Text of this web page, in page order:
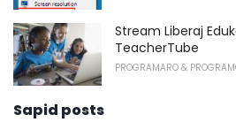
Stream Liberaj
TeacherTube
PROGRAMARO &
Sapid posts